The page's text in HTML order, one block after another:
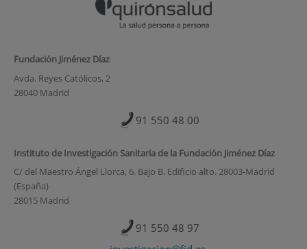
Fundación Jiménez Díaz
Avda. Reyes Católicos, 2
28040 Madrid
91 550 48 00
Instituto de Investigación Sanitaria de la Fundación Jiménez Díaz
C/ del Maestro Ángel Llorca, 6. Bajo B. Edificio alto. 28003-Madrid
(España)
28015 Madrid
91 550 48 97